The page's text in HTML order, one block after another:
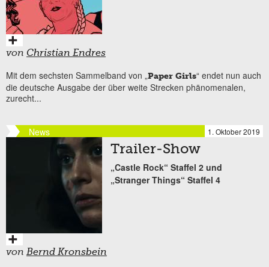
von Christian Endres
Mit dem sechsten Sammelband von „Paper Girls“ endet nun auch
die deutsche Ausgabe der über weite Strecken phänomenalen,
zurecht...
News 1. Oktober 2019
Trailer-Show
„Castle Rock“ Staffel 2 und
„Stranger Things“ Staffel 4
von Bernd Kronsbein